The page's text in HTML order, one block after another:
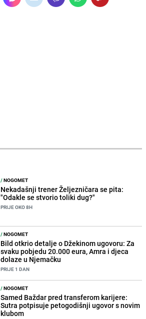
/NOGOMET
Nekadašnji trener Željezničara se pita:
"Odakle se stvorio toliki dug?"
PRIJE OKO 8H
/NOGOMET
Bild otkrio detalje o Džekinom ugovoru: Za
svaku pobjedu 20.000 eura, Amra i djeca
dolaze u Njemačku
PRIJE 1 DAN
/NOGOMET
Samed Baždar pred transferom karijere:
Sutra potpisuje petogodišnji ugovor s novim
klubom